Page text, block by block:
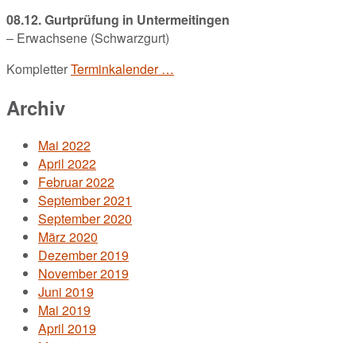
08.12. Gurtprüfung in Untermeitingen
– Erwachsene (Schwarzgurt)
KompletterTerminkalender …
Archiv
Mai 2022
April 2022
Februar 2022
September 2021
September 2020
März 2020
Dezember 2019
November 2019
Juni 2019
Mai 2019
April 2019